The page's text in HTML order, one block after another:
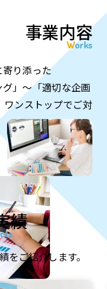
事業内容
Works
り添った
グ」～「適切な企画
ワンストップでご対
績
をご紹介します。